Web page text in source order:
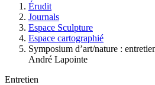
Érudit
Journals
Espace Sculpture
Espace cartographié
Symposium d’art/nature :
André Lapointe
Entretien